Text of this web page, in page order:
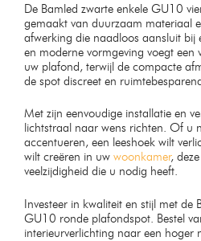
De Bamled zwarte enkele GU10
gemaakt van duurzaam materiaal
afwerking die naadloos aansluit bij
en moderne vormgeving voegt een
uw plafond, terwijl de compacte
de spot discreet en
Met zijn eenvoudige installatie en
lichtstraal naar wens richten. Of u
accentueren, een leeshoek wilt
wilt creëren in uw woonkamer,
veelzijdigheid die u nodig heeft.
Investeer in kwaliteit en stijl met de
GU10 ronde plafondspot. Bestel
interieurverlichting naar een hoger